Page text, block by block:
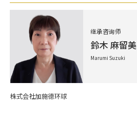
继承咨询师
鈴木 麻留美
Marumi Suzuki
株式会社加施德环球